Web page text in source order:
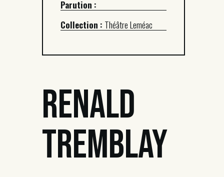
Parution :
Collection : Théâtre Leméac
Renald
Tremblay